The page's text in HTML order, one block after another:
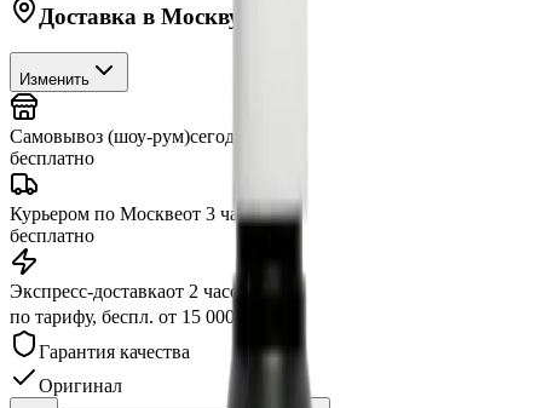
Доставка в Москву
Изменить
Самовывоз (шоу-рум)сегодня
бесплатно
Курьером по Москвеот 3 часов
бесплатно
Экспресс-доставкаот 2 часов
по тарифу, беспл. от 15 000 ₽
Гарантия качества
Оригинал